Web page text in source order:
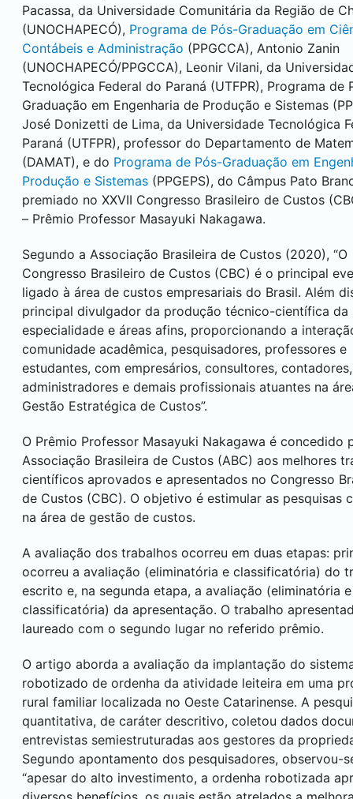
Pacassa, da Universidade Comunitária da Região de
(UNOCHAPECÓ), Programa de Pós-Graduação em
Contábeis e Administração (PPGCCA), Antonio Zanin
(UNOCHAPECÓ/PPGCCA), Leonir Vilani, da
Tecnológica Federal do Paraná (UTFPR), Programa de
Graduação em Engenharia de Produção e Sistemas
José Donizetti de Lima, da Universidade Tecnológica
Paraná (UTFPR), professor do Departamento de
(DAMAT), e do Programa de Pós-Graduação em
Produção e Sistemas (PPGEPS), do Câmpus Pato
premiado no XXVII Congresso Brasileiro de Custos
– Prêmio Professor Masayuki Nakagawa.
Segundo a Associação Brasileira de Custos (2020), “O
Congresso Brasileiro de Custos (CBC) é o principal
ligado à área de custos empresariais do Brasil. Além
principal divulgador da produção técnico-científica da
especialidade e áreas afins, proporcionando a
comunidade acadêmica, pesquisadores, professores e
estudantes, com empresários, consultores, contadores,
administradores e demais profissionais atuantes na
Gestão Estratégica de Custos”.
O Prêmio Professor Masayuki Nakagawa é concedido
Associação Brasileira de Custos (ABC) aos melhores
científicos aprovados e apresentados no Congresso
de Custos (CBC). O objetivo é estimular as pesquisas
na área de gestão de custos.
A avaliação dos trabalhos ocorreu em duas etapas:
ocorreu a avaliação (eliminatória e classificatória) do
escrito e, na segunda etapa, a avaliação (eliminatória e
classificatória) da apresentação. O trabalho
laureado com o segundo lugar no referido prêmio.
O artigo aborda a avaliação da implantação do
robotizado de ordenha da atividade leiteira em uma
rural familiar localizada no Oeste Catarinense. A
quantitativa, de caráter descritivo, coletou dados
entrevistas semiestruturadas aos gestores da
Segundo apontamento dos pesquisadores, observou-
“apesar do alto investimento, a ordenha robotizada